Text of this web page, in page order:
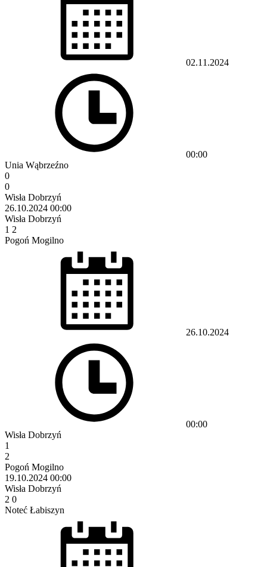
02.11.2024
00:00
Unia Wąbrzeźno
0
0
Wisła Dobrzyń
26.10.2024 00:00
Wisła Dobrzyń
1 2
Pogoń Mogilno
26.10.2024
00:00
Wisła Dobrzyń
1
2
Pogoń Mogilno
19.10.2024 00:00
Wisła Dobrzyń
2 0
Noteć Łabiszyn